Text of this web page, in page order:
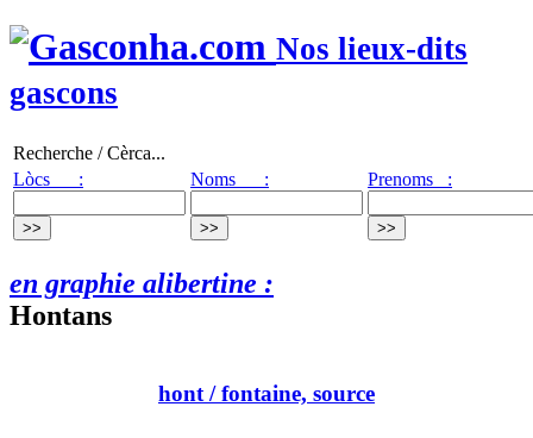
Nos lieux-dits
gascons
Recherche / Cèrca...
Lòcs :
Noms : Prenoms :
en graphie alibertine :
Hontans
hont/ fontaine, source